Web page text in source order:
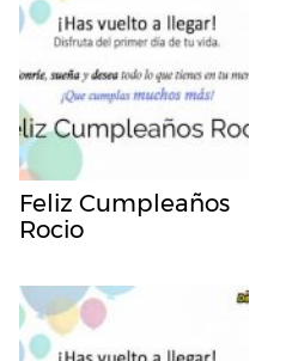
Feliz Cumpleaños
Rocio